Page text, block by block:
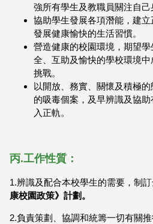
強所有學生及教職員關注自己
協助學生發展各項潛能，建
發展健康愉快的生活習慣。
營造健康的校園環境，期望
全、互助及愉快的學校環境
挑戰。
以開放、務實、關懷及積極
的吸毒個案，及早辨識及協
入正軌。
丙.工作性質：
1.辨識及配合本校學生的需要，制
康校園政策》計劃。
2.負責策劃、協調和統籌一切有關